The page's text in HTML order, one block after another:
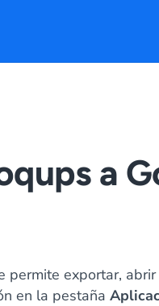
a
permite exportar,
en la pestaña